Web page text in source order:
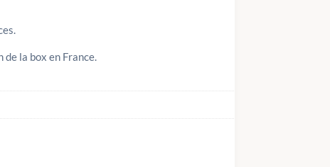
la box en France.